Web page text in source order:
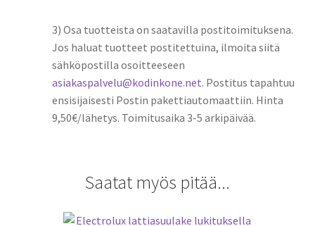
3) Osa tuotteista on saatavilla postitoimituksena.
Jos haluat tuotteet postitettuina, ilmoita siitä
sähköpostilla osoitteeseen
asiakaspalvelu@kodinkone.net. Postitus tapahtuu
ensisijaisesti Postin pakettiautomaattiin. Hinta
9,50€/lähetys. Toimitusaika 3-5 arkipäivää.
Saatat myös pitää...